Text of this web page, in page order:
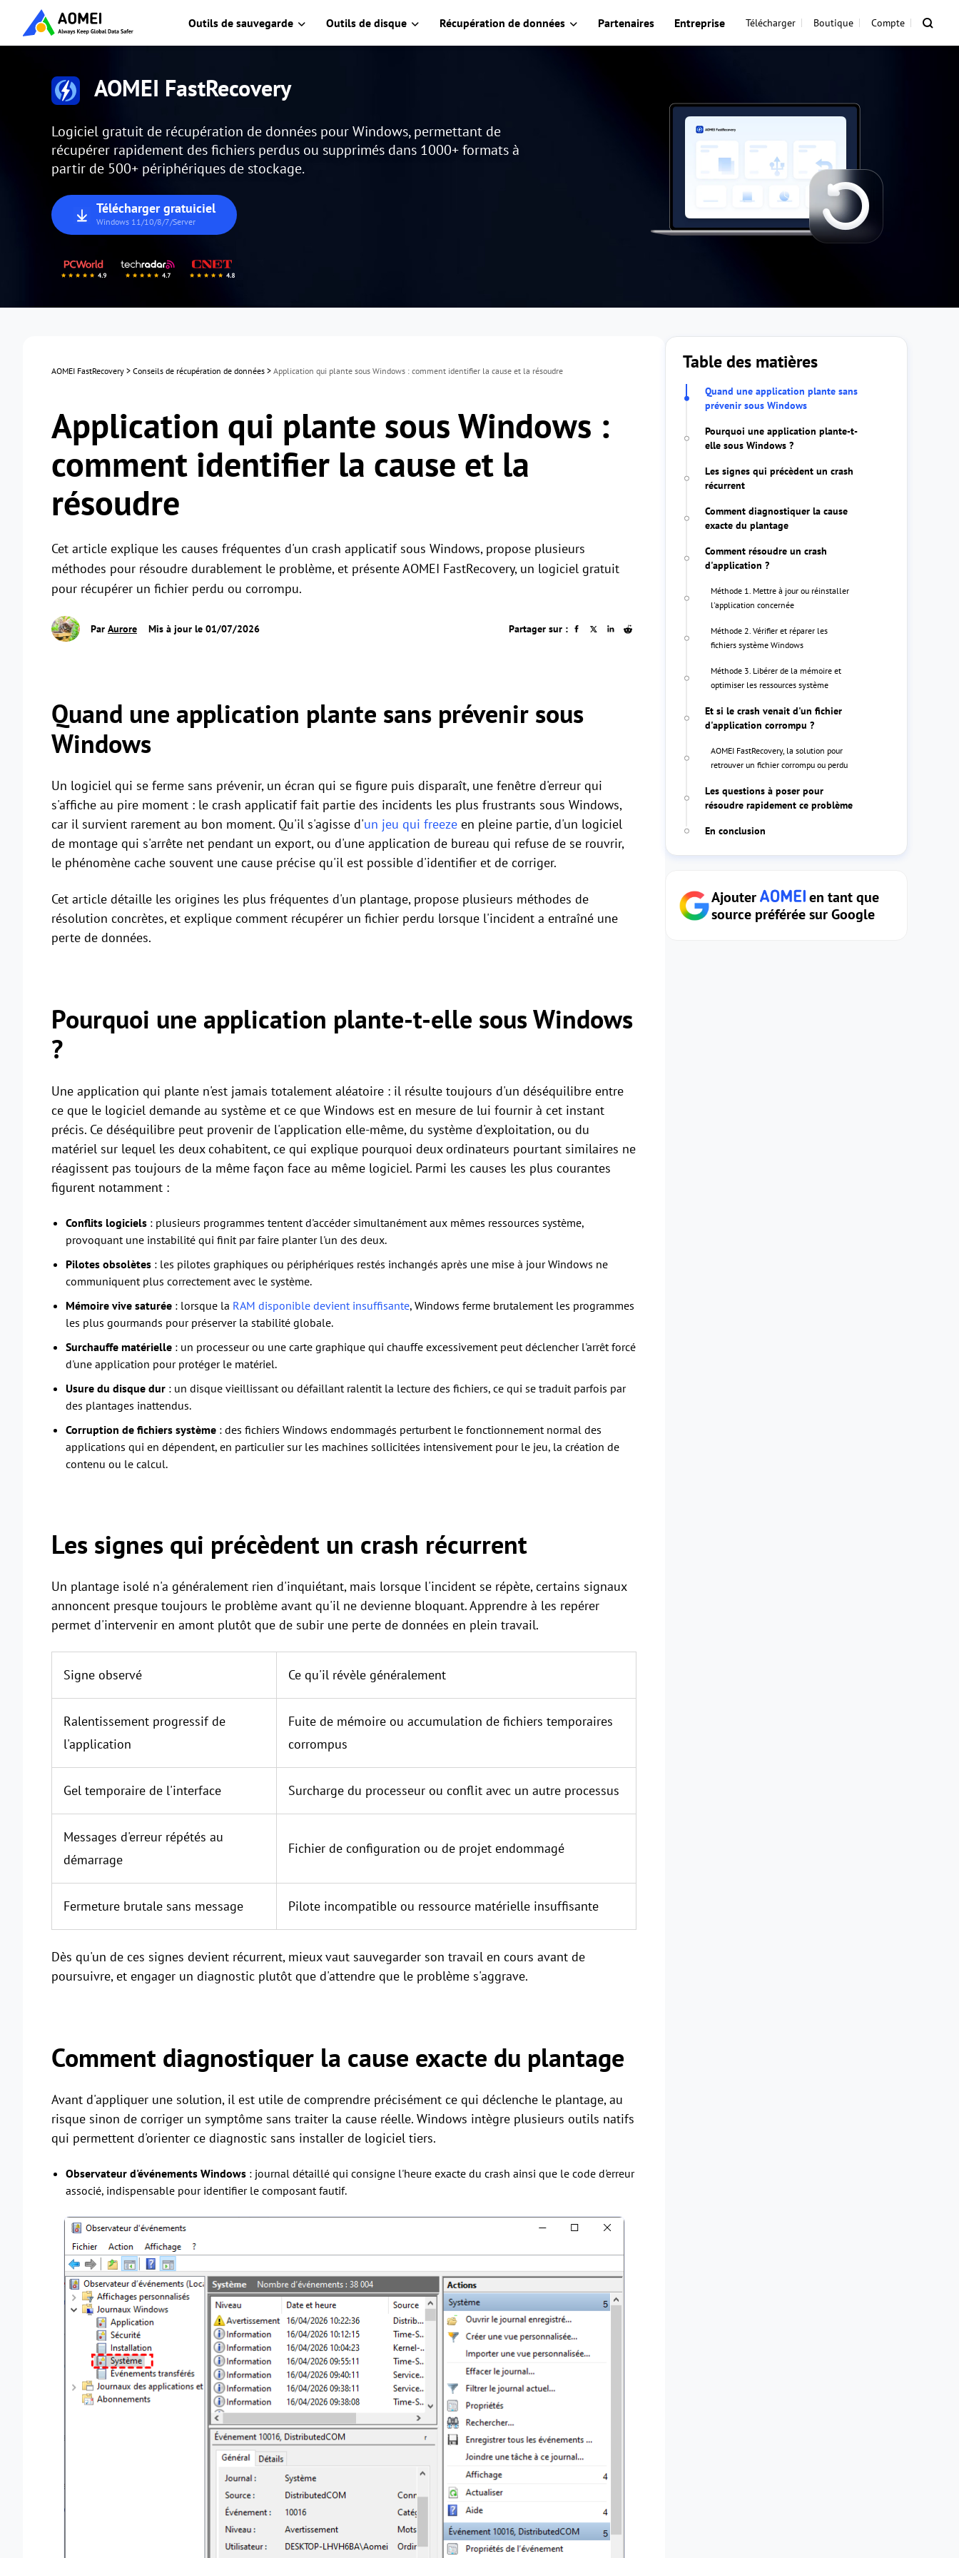
Outils de sauvegarde Outils de disque Récupération de données Partenaires Entreprise Télécharger Boutique Compte
AOMEI FastRecovery
Logiciel gratuit de récupération de données pour Windows, permettant de
récupérer rapidement des fichiers perdus ou supprimés dans 1000+ formats à
partir de 500+ périphériques de stockage.
Télécharger gratuiciel
Windows 11/10/8/7/Server
AOMEI FastRecovery > Conseils de récupération de données > Application qui plante sous Windows : comment identifier la cause et la résoudre
Application qui plante sous Windows :
comment identifier la cause et la
résoudre
Cet article explique les causes fréquentes d'un crash applicatif sous Windows, propose plusieurs
méthodes pour résoudre durablement le problème, et présente AOMEI FastRecovery, un logiciel gratuit
pour récupérer un fichier perdu ou corrompu.
Par Aurore Mis à jour le 01/07/2026 Partager sur :
Quand une application plante sans prévenir sous
Windows
Un logiciel qui se ferme sans prévenir, un écran qui se figure puis disparaît, une fenêtre d'erreur qui
s'affiche au pire moment : le crash applicatif fait partie des incidents les plus frustrants sous Windows,
car il survient rarement au bon moment. Qu'il s'agisse d'un jeu qui freeze en pleine partie, d'un logiciel
de montage qui s'arrête net pendant un export, ou d'une application de bureau qui refuse de se rouvrir,
le phénomène cache souvent une cause précise qu'il est possible d'identifier et de corriger.
Cet article détaille les origines les plus fréquentes d'un plantage, propose plusieurs méthodes de
résolution concrètes, et explique comment récupérer un fichier perdu lorsque l'incident a entraîné une
perte de données.
Pourquoi une application plante-t-elle sous Windows
?
Une application qui plante n'est jamais totalement aléatoire : il résulte toujours d'un déséquilibre entre
ce que le logiciel demande au système et ce que Windows est en mesure de lui fournir à cet instant
précis. Ce déséquilibre peut provenir de l'application elle-même, du système d'exploitation, ou du
matériel sur lequel les deux cohabitent, ce qui explique pourquoi deux ordinateurs pourtant similaires ne
réagissent pas toujours de la même façon face au même logiciel. Parmi les causes les plus courantes
figurent notamment :
Conflits logiciels : plusieurs programmes tentent d'accéder simultanément aux mêmes ressources système,
provoquant une instabilité qui finit par faire planter l'un des deux.
Pilotes obsolètes : les pilotes graphiques ou périphériques restés inchangés après une mise à jour Windows ne
communiquent plus correctement avec le système.
Mémoire vive saturée : lorsque la RAM disponible devient insuffisante, Windows ferme brutalement les programmes
les plus gourmands pour préserver la stabilité globale.
Surchauffe matérielle : un processeur ou une carte graphique qui chauffe excessivement peut déclencher l'arrêt forcé
d'une application pour protéger le matériel.
Usure du disque dur : un disque vieillissant ou défaillant ralentit la lecture des fichiers, ce qui se traduit parfois par
des plantages inattendus.
Corruption de fichiers système : des fichiers Windows endommagés perturbent le fonctionnement normal des
applications qui en dépendent, en particulier sur les machines sollicitées intensivement pour le jeu, la création de
contenu ou le calcul.
Les signes qui précèdent un crash récurrent
Un plantage isolé n'a généralement rien d'inquiétant, mais lorsque l'incident se répète, certains signaux
annoncent presque toujours le problème avant qu'il ne devienne bloquant. Apprendre à les repérer
permet d'intervenir en amont plutôt que de subir une perte de données en plein travail.
Signe observé Ce qu'il révèle généralement
Ralentissement progressif de
l'application
Fuite de mémoire ou accumulation de fichiers temporaires
corrompus
Gel temporaire de l'interface Surcharge du processeur ou conflit avec un autre processus
Messages d'erreur répétés au
démarrage
Fichier de configuration ou de projet endommagé
Fermeture brutale sans message Pilote incompatible ou ressource matérielle insuffisante
Dès qu'un de ces signes devient récurrent, mieux vaut sauvegarder son travail en cours avant de
poursuivre, et engager un diagnostic plutôt que d'attendre que le problème s'aggrave.
Comment diagnostiquer la cause exacte du plantage
Avant d'appliquer une solution, il est utile de comprendre précisément ce qui déclenche le plantage, au
risque sinon de corriger un symptôme sans traiter la cause réelle. Windows intègre plusieurs outils natifs
qui permettent d'orienter ce diagnostic sans installer de logiciel tiers.
Observateur d'événements Windows : journal détaillé qui consigne l'heure exacte du crash ainsi que le code d'erreur
associé, indispensable pour identifier le composant fautif.
Table des matières
Quand une application plante sans
prévenir sous Windows
Pourquoi une application plante-t-
elle sous Windows ?
Les signes qui précèdent un crash
récurrent
Comment diagnostiquer la cause
exacte du plantage
Comment résoudre un crash
d'application ?
Méthode 1. Mettre à jour ou réinstaller
l'application concernée
Méthode 2. Vérifier et réparer les
fichiers système Windows
Méthode 3. Libérer de la mémoire et
optimiser les ressources système
Et si le crash venait d'un fichier
d'application corrompu ?
AOMEI FastRecovery, la solution pour
retrouver un fichier corrompu ou perdu
Les questions à poser pour
résoudre rapidement ce problème
En conclusion
Ajouter
en tant que
source préférée sur Google